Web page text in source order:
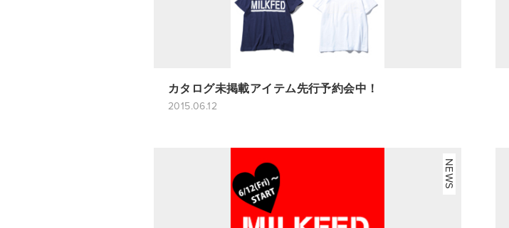
カタログ未掲載アイテム先行予約会中！
2015.06.12
NEWS